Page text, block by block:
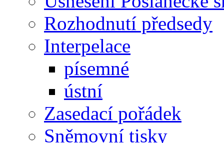
Rozhodnutí předsedy
Interpelace
písemné
ústní
Zasedací pořádek
Sněmovní tisky